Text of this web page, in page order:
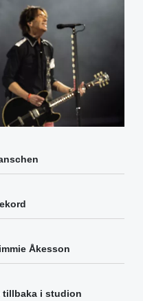
Åkesson
tillbaka i studion